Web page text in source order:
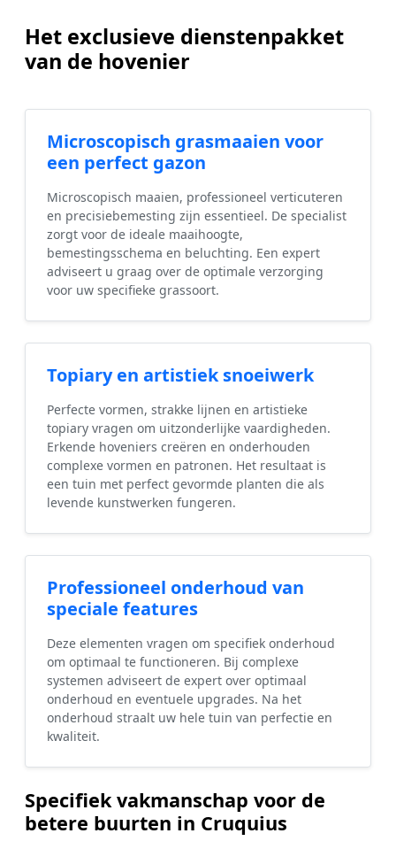
Het exclusieve dienstenpakket
van de hovenier
Microscopisch grasmaaien voor
een perfect gazon
Microscopisch maaien, professioneel verticuteren
en precisiebemesting zijn essentieel. De specialist
zorgt voor de ideale maaihoogte,
bemestingsschema en beluchting. Een expert
adviseert u graag over de optimale verzorging
voor uw specifieke grassoort.
Topiary en artistiek snoeiwerk
Perfecte vormen, strakke lijnen en artistieke
topiary vragen om uitzonderlijke vaardigheden.
Erkende hoveniers creëren en onderhouden
complexe vormen en patronen. Het resultaat is
een tuin met perfect gevormde planten die als
levende kunstwerken fungeren.
Professioneel onderhoud van
speciale features
Deze elementen vragen om specifiek onderhoud
om optimaal te functioneren. Bij complexe
systemen adviseert de expert over optimaal
onderhoud en eventuele upgrades. Na het
onderhoud straalt uw hele tuin van perfectie en
kwaliteit.
Specifiek vakmanschap voor de
betere buurten in Cruquius